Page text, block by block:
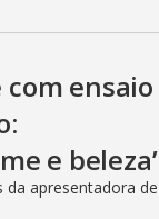
ensaio
e beleza’
da apresentadora de